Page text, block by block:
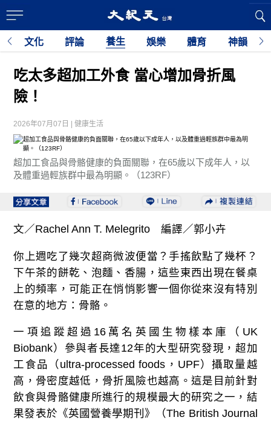
文化 評論 養生 娛樂 體育 神韻 利
吃太多超加工外食 當心增加骨折風
險！
2026年07月07日 | 健康生活
超加工食品與骨骼健康的負面關聯，在65歲以下成年人，以
及體重過輕族群中最為明顯。（123RF）
文／Rachel Ann T. Melegrito 編譯／郭小卉
你上週吃了幾次超商微波便當？手搖飲點了幾杯？
下午茶的餅乾、泡麵、香腸，這些東西出現在餐桌
上的頻率，可能正在悄悄影響一個你從來沒有特別
在意的地方：骨骼。
一項追蹤超過16萬名英國生物樣本庫（UK
Biobank）參與者長達12年的大型研究發現，超加
工食品（ultra-processed foods，UPF）攝取量越
高，骨密度越低，骨折風險也越高。這是目前針對
飲食與骨骼健康所進行的規模最大的研究之一，結
果發表於《英國營養學期刊》（The British Journal